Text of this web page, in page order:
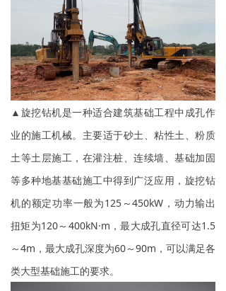
▲旋挖钻机是一种适合建筑基础工程中成孔作
业的施工机械。主要适于砂土、粘性土、粉质
土等土层施工，在灌注桩、连续墙、基础加固
等多种地基基础施工中得到广泛应用，旋挖钻
机的额定功率一般为125～450kW，动力输出
扭矩为120～400kN·m，最大成孔直径可达1.5
～4m，最大成孔深度为60～90m，可以满足各
类大型基础施工的要求。